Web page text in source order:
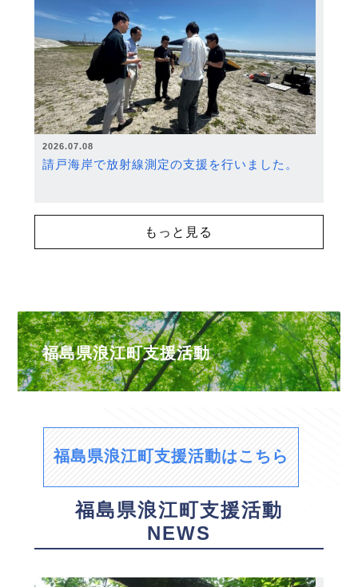
2026.07.08
請戸海岸で放射線測定の支援を行いました。
もっと見る
福島県浪江町支援活動
福島県浪江町支援活動はこちら
福島県浪江町支援活動
NEWS